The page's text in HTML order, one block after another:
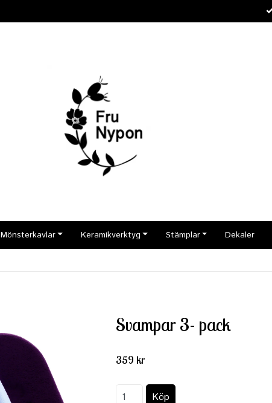
Mönsterkavlar Keramikverktyg Stämplar Dekaler
Svampar 3- pack
359 kr